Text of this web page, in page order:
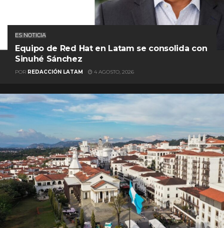
ES NOTICIA
Equipo de Red Hat en Latam se consolida con
Sinuhé Sánchez
POR REDACCIÓN LATAM 4 AGOSTO, 2026